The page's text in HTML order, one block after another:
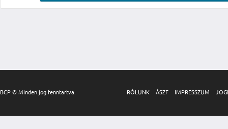
BCP © Minden jog fenntartva. RÓLUNK ÁSZF IMPRESSZUM